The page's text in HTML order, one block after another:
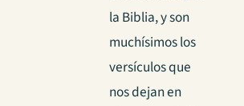
la Biblia, y son
muchísimos los
versículos que
nos dejan en